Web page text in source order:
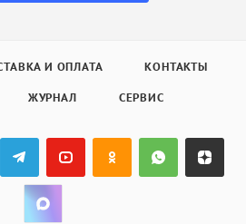
И ОПЛАТА КОНТАКТЫ
ЖУРНАЛ СЕРВИС